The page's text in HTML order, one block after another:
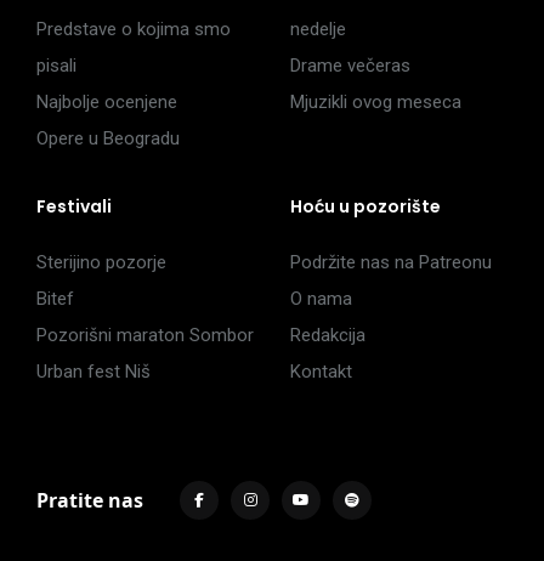
Predstave o kojima smo
pisali
Najbolje ocenjene
Opere u Beogradu
nedelje
Drame večeras
Mjuzikli ovog meseca
Festivali
Sterijino pozorje
Bitef
Pozorišni maraton Sombor
Urban fest Niš
Hoću u pozorište
Podržite nas na Patreonu
O nama
Redakcija
Kontakt
Pratite nas